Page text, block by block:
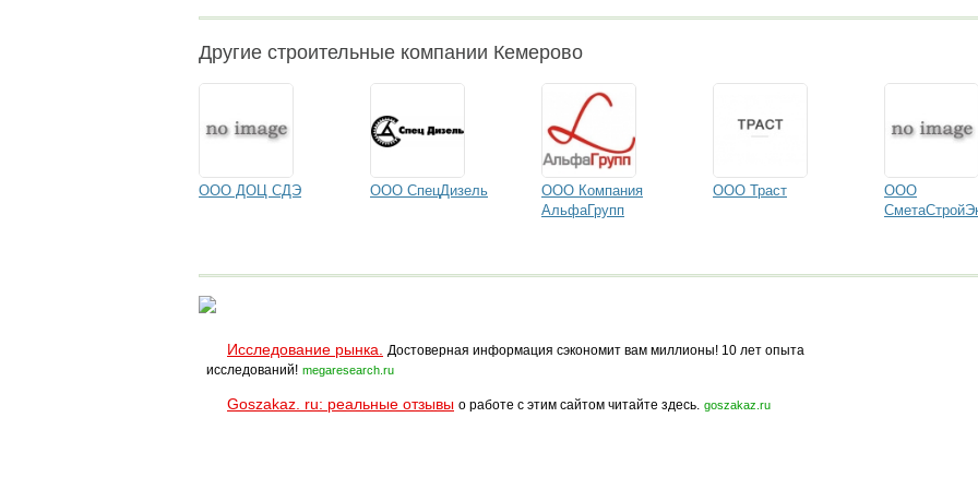
Другие строительные компании Кемерово
ООО ДОЦ СДЭ ООО СпецДизель
ООО Компания
АльфаГрупп
ООО Траст
ООО
Исследование рынка.
Достоверная информация сэкономит вам миллионы! 10 лет опыта
исследований! megaresearch.ru
Goszakaz. ru: реальные отзывы о работе с этим сайтом читайте здесь. goszakaz.ru